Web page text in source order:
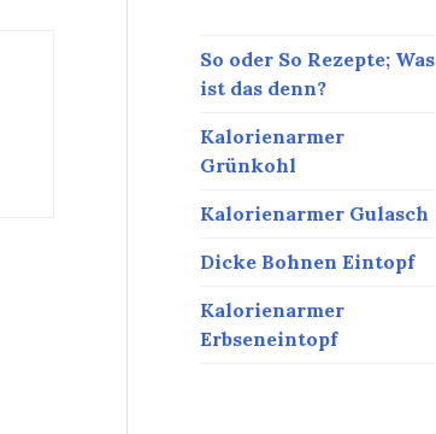
So oder So Rezepte; Was
ist das denn?
Kalorienarmer
Grünkohl
Kalorienarmer Gulasch
Dicke Bohnen Eintopf
Kalorienarmer
Erbseneintopf